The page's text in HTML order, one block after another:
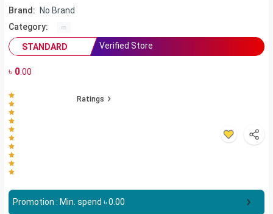
Brand:
No Brand
Category:
STANDARD
Verified Store
৳ 0.00
Ratings
Promotion : Min. spend ৳0.00